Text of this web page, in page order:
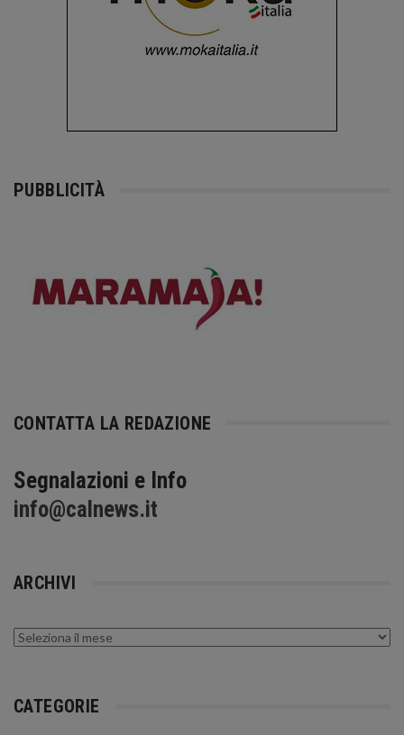
PUBBLICITÀ
CONTATTA LA REDAZIONE
Segnalazioni e Info
info@calnews.it
ARCHIVI
Archivi
CATEGORIE